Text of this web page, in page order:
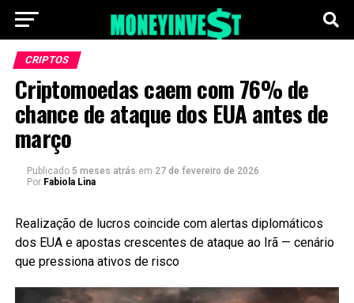
CRIPTOS
Criptomoedas caem com 76% de
chance de ataque dos EUA antes de
março
Publicado 5 meses atrás em 27 de fevereiro de 2026
Por Fabiola Lina
Realização de lucros coincide com alertas diplomáticos
dos EUA e apostas crescentes de ataque ao Irã — cenário
que pressiona ativos de risco